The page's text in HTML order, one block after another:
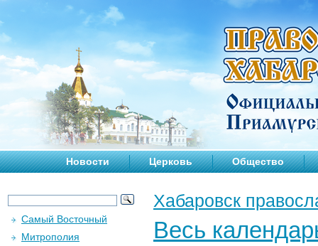
Новости Церковь Общество
Хабаровск
Весь
Самый Восточный
Митрополия